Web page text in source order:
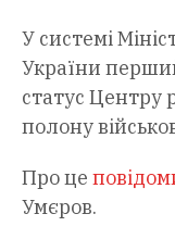
У системі
України
статус Центру
полону
Про це
Умєров.